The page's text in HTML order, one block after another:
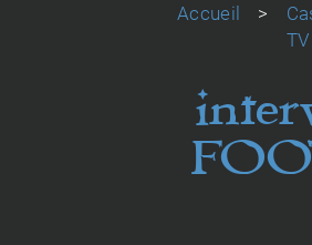
Accueil >
TV